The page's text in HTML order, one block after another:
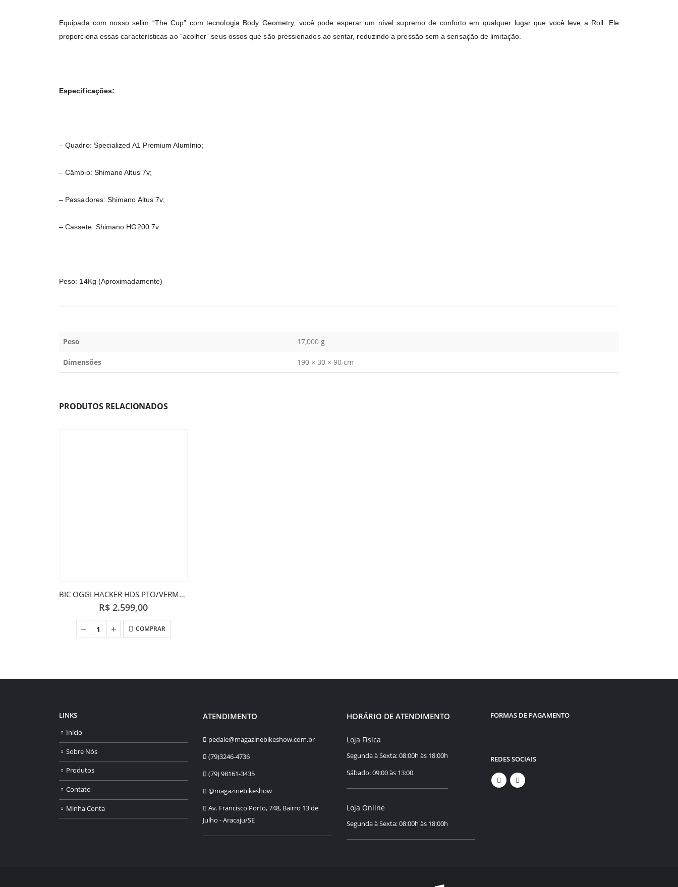
Equipada com nosso selim “The Cup” com tecnologia Body Geometry, você pode esperar um nível supremo de conforto em qualquer lugar que você leve a Roll. Ele
proporciona essas características ao “acolher” seus ossos que são pressionados ao sentar, reduzindo a pressão sem a sensação de limitação.
Especificações:
– Quadro: Specialized A1 Premium Alumínio;
– Câmbio: Shimano Altus 7v;
– Passadores: Shimano Altus 7v;
– Cassete: Shimano HG200 7v.
Peso: 14Kg (Aproximadamente)
Peso 17,000 g
Dimensões 190 × 30 × 90 cm
PRODUTOS RELACIONADOS
BIC OGGI HACKER HDS PTO/VERM/AMAR 17
R$ 2.599,00
COMPRAR
LINKS
Início
Sobre Nós
Produtos
Contato
Minha Conta
ATENDIMENTO
pedale@magazinebikeshow.com.br
(79)3246-4736
(79) 98161-3435
@magazinebikeshow
⁠Av. Francisco Porto, 748, Bairro 13 de
Julho - Aracaju/SE
HORÁRIO DE ATENDIMENTO
Loja Física
Segunda à Sexta: 08:00h às 18:00h
Sábado: 09:00 às 13:00
Loja Online
Segunda à Sexta: 08:00h às 18:00h
FORMAS DE PAGAMENTO
REDES SOCIAIS